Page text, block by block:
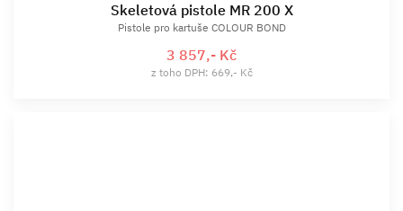
Skeletová pistole MR 200 X
Pistole pro kartuše COLOUR BOND
3 857,- Kč
z toho DPH: 669,- Kč